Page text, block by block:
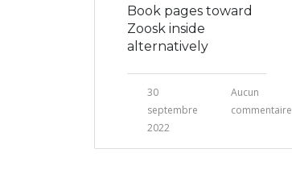
Book pages toward
Zoosk inside
alternatively
30
septembre
2022
Aucun
commentaire